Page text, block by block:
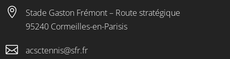

Stade Gaston Frémont – Route stratégique
95240 Cormeilles-en-Parisis
 acsctennis@sfr.fr